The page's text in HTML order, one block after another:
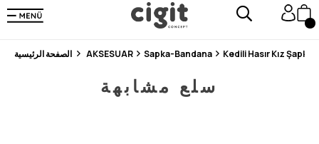
En Uygun Fiyat Garantisi !
300₺ ve Üzeri Alışverişlerde Kargo Ücretsiz !
AKSESUAR Sapka-Bandana Kedili Hasır Kız Şapka
سلع مشابهة